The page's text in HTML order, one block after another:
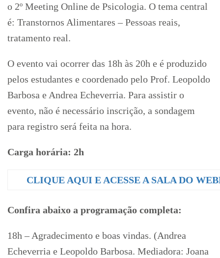
o 2º Meeting Online de Psicologia. O tema central
é: Transtornos Alimentares – Pessoas reais,
tratamento real.
O evento vai ocorrer das 18h às 20h e é produzido
pelos estudantes e coordenado pelo Prof. Leopoldo
Barbosa e Andrea Echeverria. Para assistir o
evento, não é necessário inscrição, a sondagem
para registro será feita na hora.
Carga horária: 2h
CLIQUE AQUI E ACESSE A SALA DO
Confira abaixo a programação completa:
18h – Agradecimento e boas vindas. (Andrea
Echeverria e Leopoldo Barbosa. Mediadora: Joana